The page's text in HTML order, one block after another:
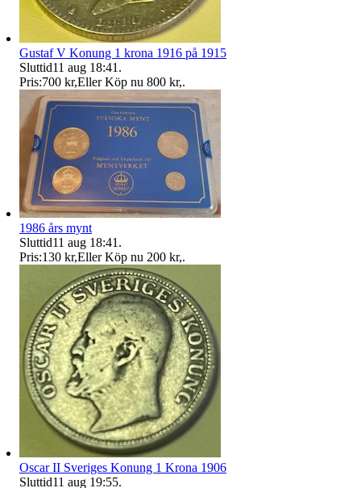
Gustaf V Konung 1 krona 1916 på 1915
Sluttid11 aug 18:41 .
Pris:700 kr,Eller Köp nu 800 kr,.
1986 års mynt
Sluttid11 aug 18:41 .
Pris:130 kr,Eller Köp nu 200 kr,.
Oscar II Sveriges Konung 1 Krona 1906
Sluttid11 aug 19:55.